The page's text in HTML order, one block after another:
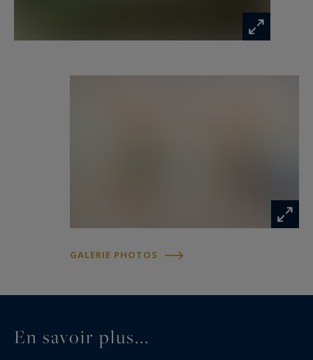
Une adresse confidentielle, destinée à une
GALERIE PHOTOS
En savoir plus...